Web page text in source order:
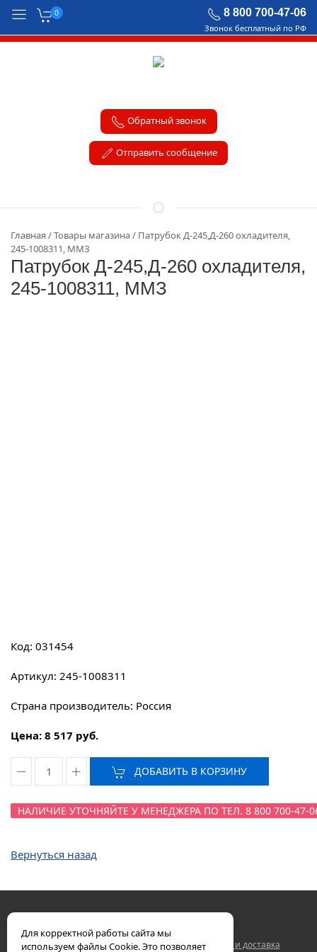
0 8 800 700-47-06
Звонок бесплатный по РФ
Обратный звонок
Отправить сообщение
Главная Товары магазина
Патрубок Д-245,Д-260 охладителя,
245-1008311, ММЗ
Патрубок Д-245,Д-260 охладителя,
245-1008311, ММЗ
Код: 031454
Артикул: 245-1008311
Страна производитель: Россия
Цена: 8 517 руб.
ДОБАВИТЬ В КОРЗИНУ
НАЛИЧИЕ УТОЧНЯЙТЕ У МЕНЕДЖЕРА ПО ТЕЛ. 8 800 700-47-
Вернуться назад
Двигатели ЯМЗ Контакты Гарантия Оплата и доставка
Для корректной работы сайта мы
используем файлы Cookie. Это позволяет